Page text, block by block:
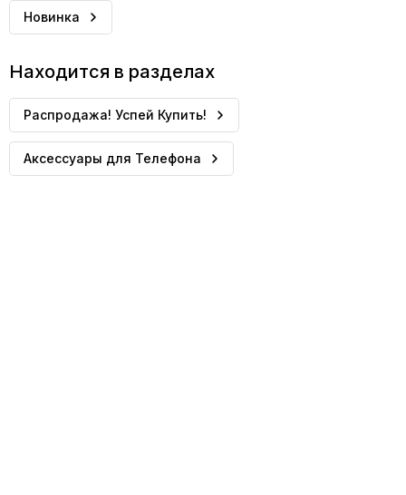
Новинка
Находится в разделах
Распродажа! Успей Купить!
Аксессуары для Телефона